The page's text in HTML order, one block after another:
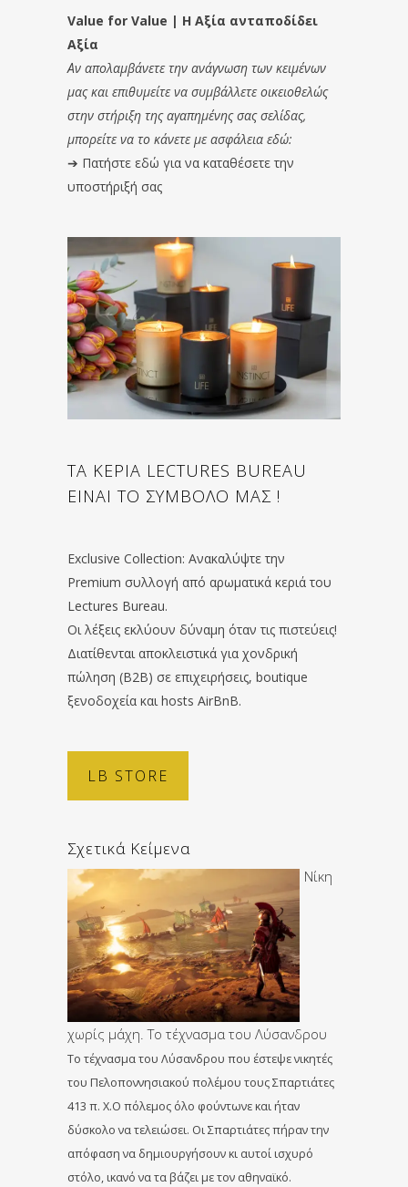
Value for Value | Η Αξία ανταποδίδει
Αξία
Αν απολαμβάνετε την ανάγνωση των κειμένων
μας και επιθυμείτε να συμβάλλετε οικειοθελώς
στην στήριξη της αγαπημένης σας σελίδας,
μπορείτε να το κάνετε με ασφάλεια εδώ:
➔ Πατήστε εδώ για να καταθέσετε την
υποστήριξή σας
ΤΑ ΚΕΡΙΑ LECTURES BUREAU
ΕΙΝΑΙ ΤΟ ΣΥΜΒΟΛΟ ΜΑΣ !
Exclusive Collection: Ανακαλύψτε την
Premium συλλογή από αρωματικά κεριά του
Lectures Bureau.
Οι λέξεις εκλύουν δύναμη όταν τις πιστεύεις!
Διατίθενται αποκλειστικά για χονδρική
πώληση (B2B) σε επιχειρήσεις, boutique
ξενοδοχεία και hosts AirBnB.
LB STORE
Σχετικά Κείμενα
Νίκη
χωρίς μάχη. Το τέχνασμα του Λύσανδρου
Το τέχνασμα του Λύσανδρου που έστεψε νικητές
του Πελοποννησιακού πολέμου τους Σπαρτιάτες
413 π. Χ.O πόλεµος όλο φούντωνε και ήταν
δύσκολο να τελειώσει. Oι Σπαρτιάτες πήραν την
απόφαση να δηµιουργήσουν κι αυτοί ισχυρό
στόλο, ικανό να τα βάζει µε τον αθηναϊκό.